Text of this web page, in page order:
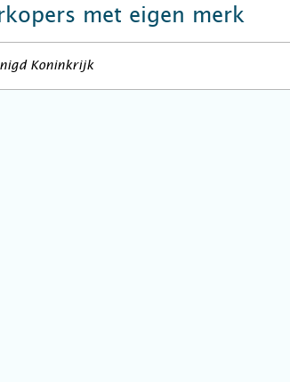
met eigen merk
Koninkrijk